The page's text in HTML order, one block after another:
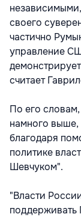
своего
частично
управление
считает
По его
намного выше,
благодаря
политике
Шевчуком".
"Власти
поддерживать